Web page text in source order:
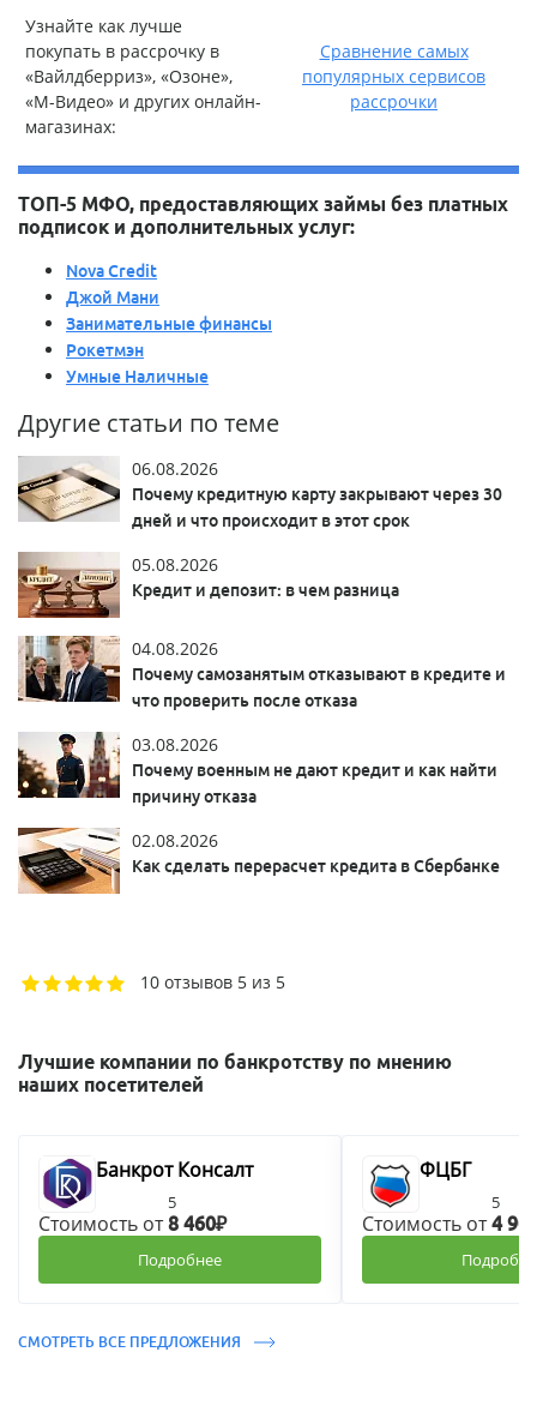
Узнайте как лучше
покупать в рассрочку в
«Вайлдберриз», «Озоне»,
«М-Видео» и других онлайн-
магазинах:
Сравнение самых
популярных сервисов
рассрочки
ТОП-5 МФО, предоставляющих займы без платных
подписок и дополнительных услуг:
Nova Credit
Джой Мани
Занимательные финансы
Рокетмэн
Умные Наличные
Другие статьи по теме
06.08.2026
Почему кредитную карту закрывают через 30
дней и что происходит в этот срок
05.08.2026
Кредит и депозит: в чем разница
04.08.2026
Почему самозанятым отказывают в кредите и
что проверить после отказа
03.08.2026
Почему военным не дают кредит и как найти
причину отказа
02.08.2026
Как сделать перерасчет кредита в Сбербанке
10 отзывов 5 из 5
Лучшие компании по банкротству по мнению
наших посетителей
Банкрот Консалт
5
Стоимость от8 460₽
Подробнее
ФЦБГ
5
Стоимость от4
СМОТРЕТЬ ВСЕ ПРЕДЛОЖЕНИЯ